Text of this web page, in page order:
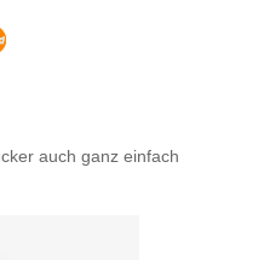
auch ganz einfach